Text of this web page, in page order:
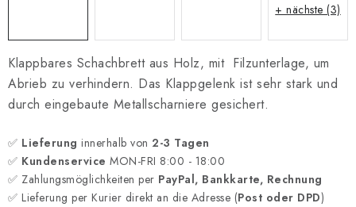
Klappbares Schachbrett aus Holz, mit Filzunterlage, um
Abrieb zu verhindern. Das Klappgelenk ist sehr stark und
durch eingebaute Metallscharniere gesichert.
✅ Lieferung innerhalb von 2-3 Tagen
✅ Kundenservice MON-FRI 8:00 - 18:00
✅ Zahlungsmöglichkeiten per PayPal, Bankkarte, Rechnung
✅ Lieferung per Kurier direkt an die Adresse (Post oder DPD)
+ nächste (3)